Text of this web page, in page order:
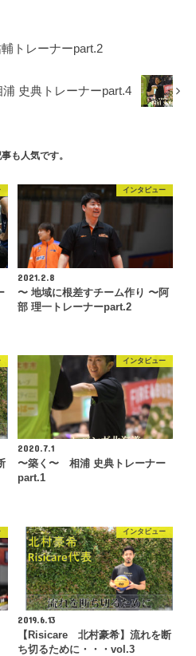
トレーナーpart.2
史典トレーナーpart.4
も人気です。
インタビュー
2021.2.8
〜 地域に根差すチーム作り 〜阿
部 理一トレーナーpart.2
インタビュー
2020.7.1
〜築く〜 相浦 史典トレーナー
part.1
インタビュー
2019.6.13
【Risicare 北村豪希】流れを断
ち切るために・・・vol.3